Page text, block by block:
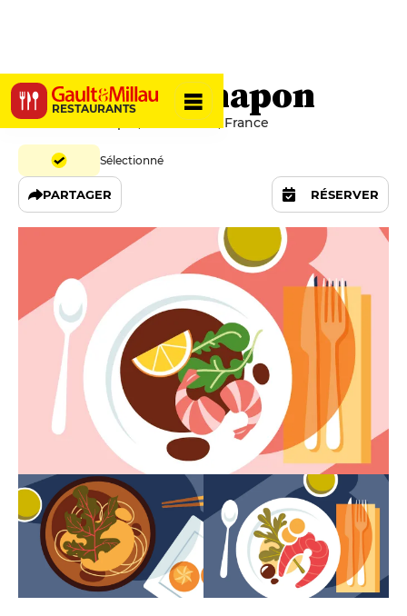
RESTAURANTS
Temple & Chapon
116 Rue du Temple, 75003 Paris, France
Sélectionné
PARTAGER RÉSERVER